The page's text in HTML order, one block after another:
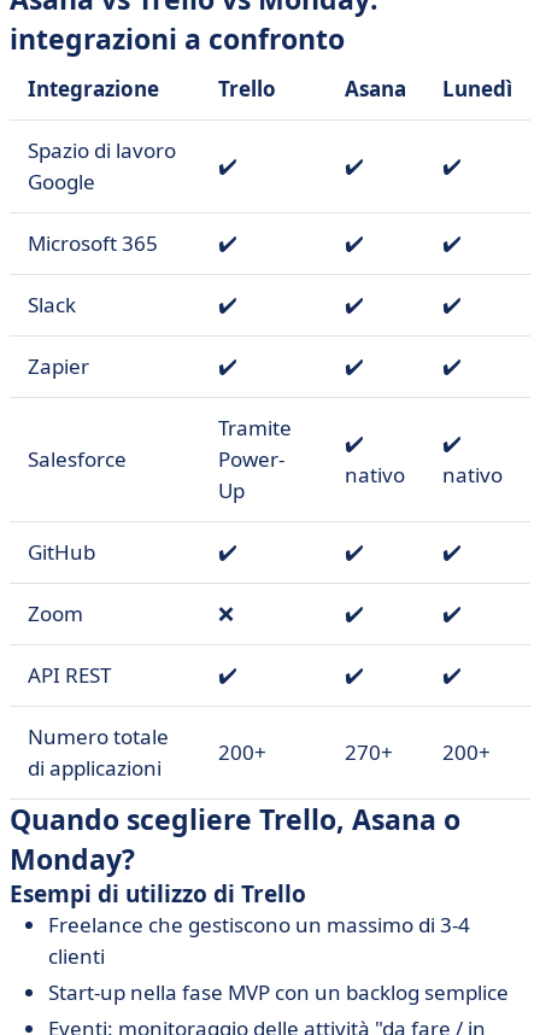
integrazioni a confronto
Integrazione Trello Asana Lunedì
Spazio di lavoro
Google
✔️ ✔️ ✔️
Microsoft 365 ✔️ ✔️ ✔️
Slack ✔️ ✔️ ✔️
Zapier ✔️ ✔️ ✔️
Salesforce
Tramite
Power-
Up
✔️
nativo
✔️
nativo
GitHub ✔️ ✔️ ✔️
Zoom ❌ ✔️ ✔️
API REST ✔️ ✔️ ✔️
Numero totale
di applicazioni
200+ 270+ 200+
Quando scegliere Trello, Asana o
Monday?
Esempi di utilizzo di Trello
Freelance che gestiscono un massimo di 3-4
clienti
Start-up nella fase MVP con un backlog semplice
Eventi: monitoraggio delle attività "da fare / in